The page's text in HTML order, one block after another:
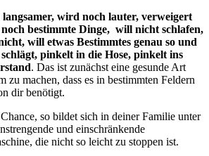
wird noch lauter, verweigert
bestimmte Dinge, will nicht schlafen,
will etwas Bestimmtes genau so und
pinkelt in die Hose, pinkelt ins
. Das ist zunächst eine gesunde Art
zu machen, dass es in bestimmten Feldern
dir benötigt.
so bildet sich in deiner Familie unter
und einschränkende
die nicht so leicht zu stoppen ist.